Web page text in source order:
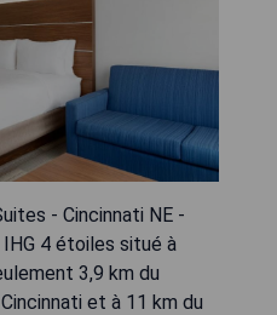
- Cincinnati NE -
IHG 4 étoiles situé à
3,9 km du
et à 11 km du